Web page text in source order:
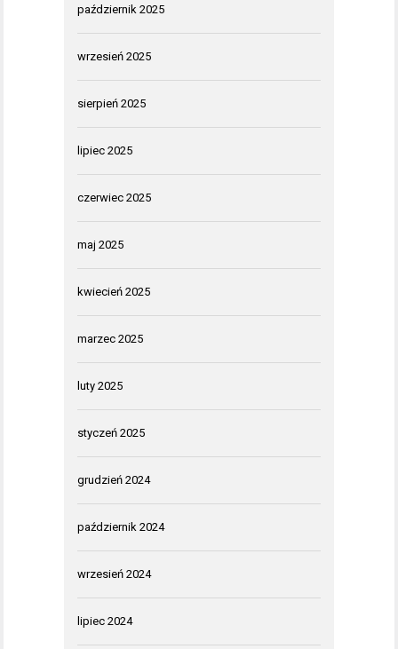
październik 2025
wrzesień 2025
sierpień 2025
lipiec 2025
czerwiec 2025
maj 2025
kwiecień 2025
marzec 2025
luty 2025
styczeń 2025
grudzień 2024
październik 2024
wrzesień 2024
lipiec 2024